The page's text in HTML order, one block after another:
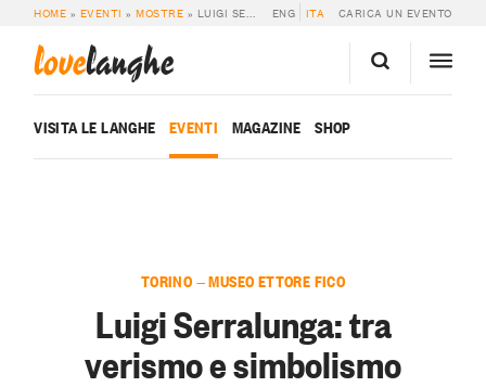
HOME » EVENTI »MOSTRE » LUIGI SERRALUNGA: TRA VERISMO E SIMBOLISMO ENG ITA CARICA UN EVENTO
lovelanghe
VISITA LE LANGHE EVENTI MAGAZINE SHOP
TORINO — MUSEO ETTORE FICO
Luigi Serralunga: tra
verismo e simbolismo